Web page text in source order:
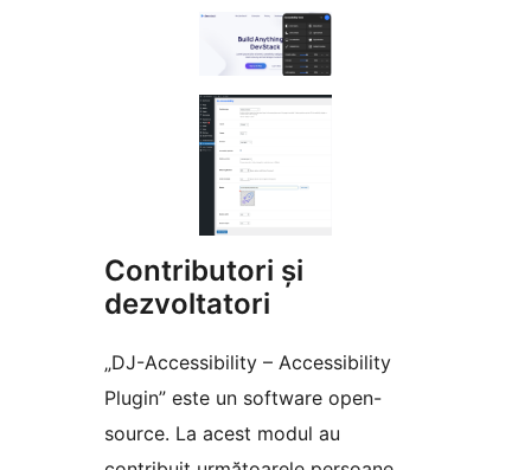
Contributori și
dezvoltatori
„DJ-Accessibility – Accessibility
Plugin” este un software open-
source. La acest modul au